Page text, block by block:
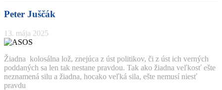
Peter Juščák
13. mája 2025
Žiadna kolosálna lož, znejúca z úst politikov, či z úst ich verných
poddaných sa len tak nestane pravdou. Tak ako žiadna veľkosť ešte
neznamená silu a žiadna, hocako veľká sila, ešte nemusí niesť
pravdu